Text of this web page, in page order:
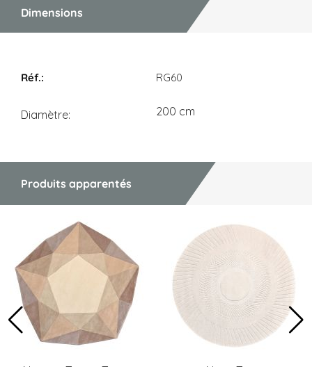
Dimensions
RG60
Diamètre 200 cm
Produits apparentés